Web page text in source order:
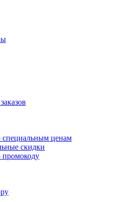
специальным ценам
скидки